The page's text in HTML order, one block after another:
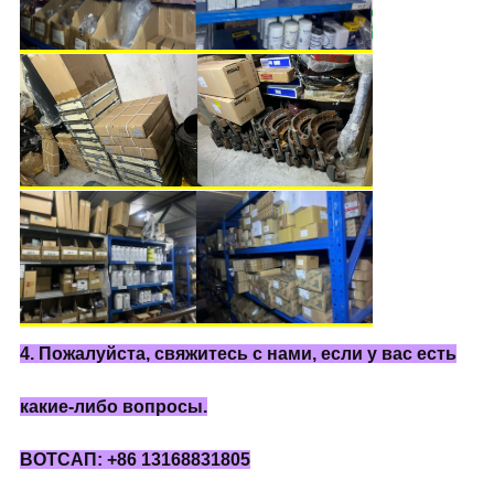
4. Пожалуйста, свяжитесь с нами, если у вас есть
какие-либо вопросы.
ВОТСАП: +86 13168831805